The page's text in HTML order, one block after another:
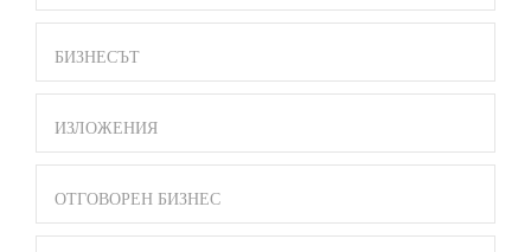
БИЗНЕСЪТ
ИЗЛОЖЕНИЯ
ОТГОВОРЕН БИЗНЕС